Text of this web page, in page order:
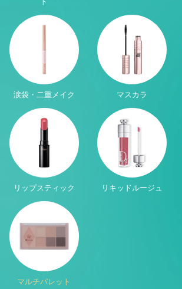
涙袋・二重メイク マスカラ
リップスティック リキッドルージュ
マルチパレット